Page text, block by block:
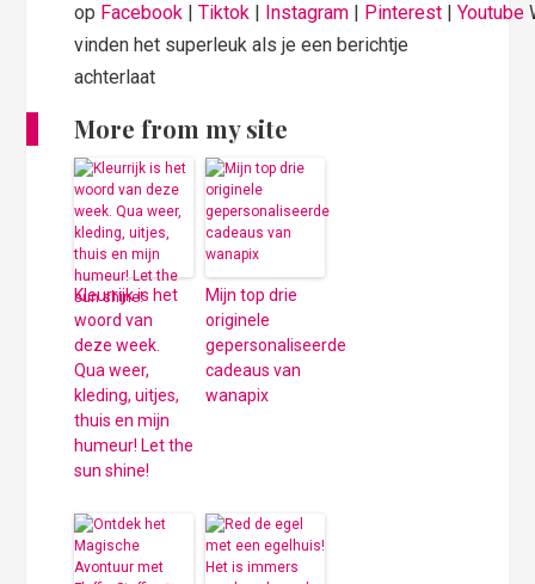
op Facebook |Tiktok Instagram Pinterest |Youtube
vinden het superleuk als je een berichtje
achterlaat
More from my site
Kleurrijk is het
woord van
deze week.
Qua weer,
kleding, uitjes,
thuis en mijn
humeur! Let the
sun shine!
Mijn top drie
originele
gepersonaliseerde
cadeaus van
wanapix